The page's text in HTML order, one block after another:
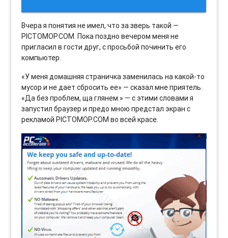
Вчера я понятия не имел, что за зверь такой —
PICTOMOP.COM. Пока поздно вечером меня не
пригласил в гости друг, с просьбой починить его
компьютер.
«У меня домашняя страничка заменилась на какой-то
мусор и не дает сбросить ее» — сказал мне приятель.
«Да без проблем, ща глянем.» — с этими словами я
запустил браузер и предо мною предстал экран с
рекламой PICTOMOP.COM во всей красе.